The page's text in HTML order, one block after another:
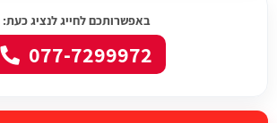
באפשרותכם לחייג לנציג כעת:
077-7299972